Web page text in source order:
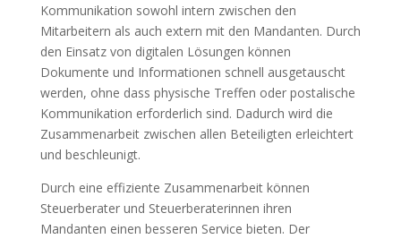
Kommunikation sowohl intern zwischen den
Mitarbeitern als auch extern mit den Mandanten. Durch
den Einsatz von digitalen Lösungen können
Dokumente und Informationen schnell ausgetauscht
werden, ohne dass physische Treffen oder postalische
Kommunikation erforderlich sind. Dadurch wird die
Zusammenarbeit zwischen allen Beteiligten erleichtert
und beschleunigt.
Durch eine effiziente Zusammenarbeit können
Steuerberater und Steuerberaterinnen ihren
Mandanten einen besseren Service bieten. Der